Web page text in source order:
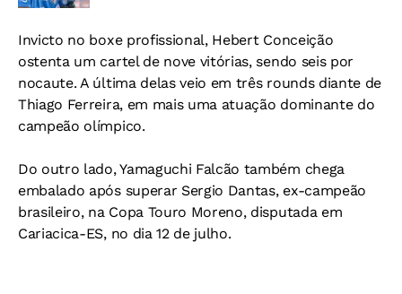
Invicto no boxe profissional, Hebert Conceição
ostenta um cartel de nove vitórias, sendo seis por
nocaute. A última delas veio em três rounds diante de
Thiago Ferreira, em mais uma atuação dominante do
campeão olímpico.
Do outro lado, Yamaguchi Falcão também chega
embalado após superar Sergio Dantas, ex-campeão
brasileiro, na Copa Touro Moreno, disputada em
Cariacica-ES, no dia 12 de julho.